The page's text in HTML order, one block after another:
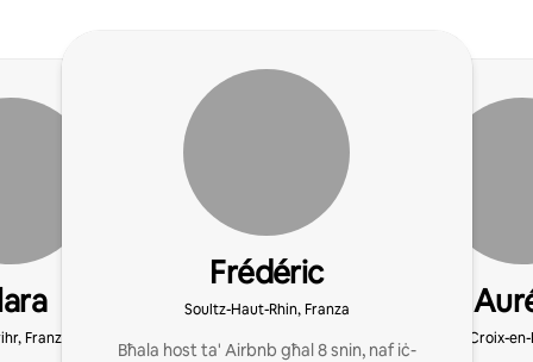
Franza
Frédéric
Soultz-Haut-Rhin, Franza
Bħala host ta' Airbnb għal 8 snin, naf iċ-
Sainte-Croix-